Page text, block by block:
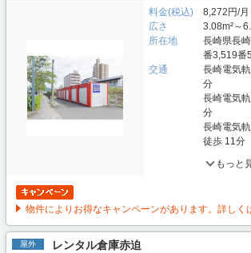
料金(税込)
8,272円/月
広さ
3.08m²～
所在地
長崎県長
番3,519番5
交通
長崎電気
分
長崎電気
分
長崎電気
徒歩 11分
もっと
物件によりお得なキャンペーンがあります。詳しく
屋外 レンタル倉庫赤迫